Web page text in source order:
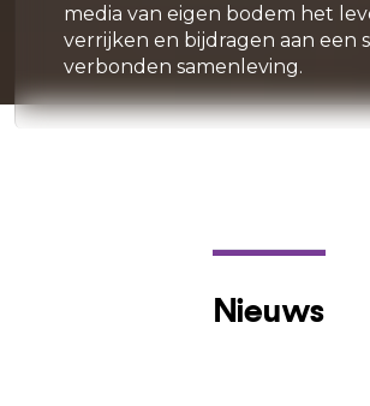
media van eigen bodem het
verrijken en bijdragen aan een
verbonden samenleving.
Nieuws